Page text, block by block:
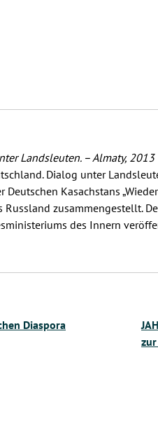
Landsleuten. – Almaty, 2013
Dialog unter
Kasachstans
Russland zusammengestellt.
des Innern
Diaspora